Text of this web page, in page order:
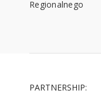
PARTNERSHIP: